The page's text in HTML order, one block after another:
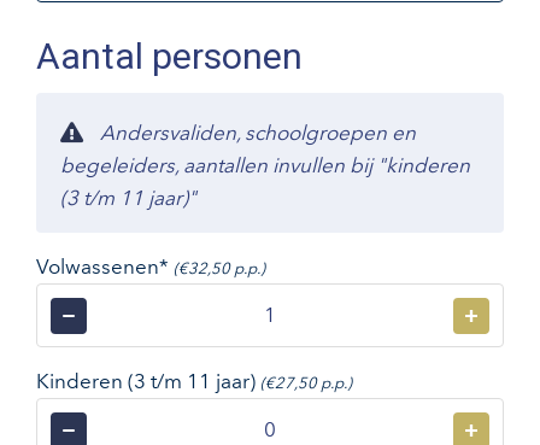
Aantal personen
Andersvaliden, schoolgroepen en
begeleiders, aantallen invullen bij "kinderen
(3 t/m 11 jaar)"
Volwassenen* (€32,50 p.p.)
− +
Kinderen (3 t/m 11 jaar) (€27,50 p.p.)
− +